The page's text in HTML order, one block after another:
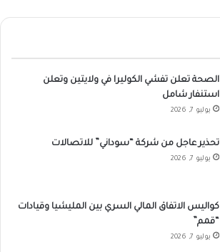
الصحة تعلن تفشي الكوليرا في ولايتين وتعلن
استنفار شامل
يوليو 7, 2026
تحذير عاجل من شركة “سوداني” للاتصالات
يوليو 7, 2026
كواليس الاتفاق المالي السري بين المليشيا وقيادات
“قمم”
يوليو 7, 2026